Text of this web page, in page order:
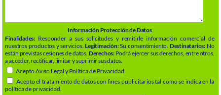
Información Protección de Datos
Finalidades: Responder a sus solicitudes y remitirle información comercial de
nuestros productos y servicios.Legitimación:Su consentimiento. Destinatarios:No
están previstas cesiones de datos. Derechos: Podrá ejercer sus derechos, entre otros,
a acceder, rectificar, limitar y suprimir sus datos.
AceptoAviso Legal y Política de Privacidad
Acepto el tratamiento de datos con fines publicitarios tal como se indica en la
política de privacidad.